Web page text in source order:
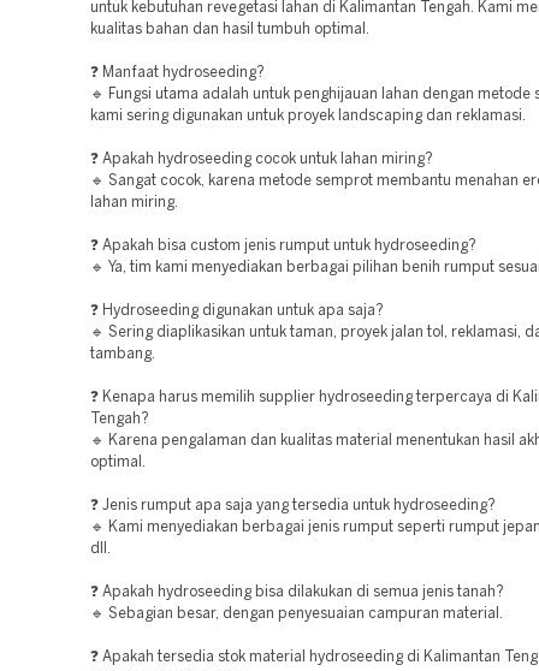
untuk kebutuhan revegetasi lahan di Kalimantan Tengah. Kami
kualitas bahan dan hasil tumbuh optimal.
❓ Manfaat hydroseeding?
🔹 Fungsi utama adalah untuk penghijauan lahan dengan metode
kami sering digunakan untuk proyek landscaping dan reklamasi.
❓ Apakah hydroseeding cocok untuk lahan miring?
🔹 Sangat cocok, karena metode semprot membantu menahan
lahan miring.
❓ Apakah bisa custom jenis rumput untuk hydroseeding?
🔹 Ya, tim kami menyediakan berbagai pilihan benih rumput
❓ Hydroseeding digunakan untuk apa saja?
🔹 Sering diaplikasikan untuk taman, proyek jalan tol, reklamasi,
tambang.
❓ Kenapa harus memilih supplier hydroseeding terpercaya di
Tengah?
🔹 Karena pengalaman dan kualitas material menentukan hasil
optimal.
❓ Jenis rumput apa saja yang tersedia untuk hydroseeding?
🔹 Kami menyediakan berbagai jenis rumput seperti rumput
dll.
❓ Apakah hydroseeding bisa dilakukan di semua jenis tanah?
🔹 Sebagian besar, dengan penyesuaian campuran material.
❓ Apakah tersedia stok material hydroseeding di Kalimantan